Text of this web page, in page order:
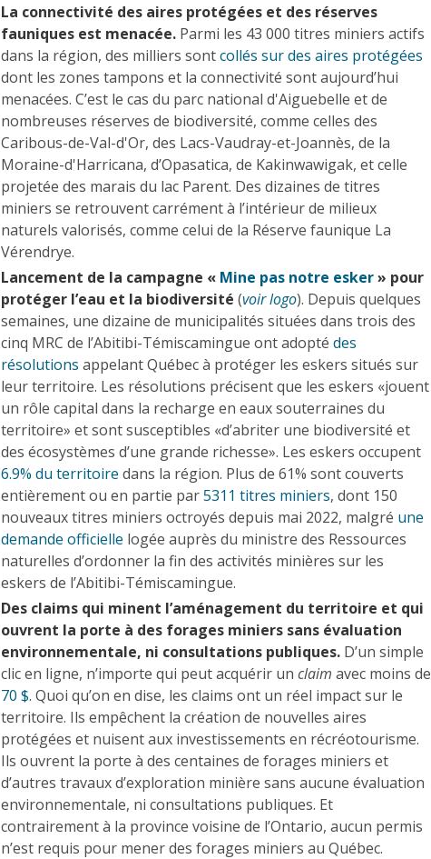
La connectivité des aires protégées et des réserves
fauniques est menacée. Parmi les 43 000 titres miniers actifs
dans la région, des milliers sontcollés sur des aires protégées
dont les zones tampons et la connectivité sont aujourd’hui
menacées. C’est le cas du parc national d'Aiguebelle et de
nombreuses réserves de biodiversité, comme celles des
Caribous-de-Val-d'Or, des Lacs-Vaudray-et-Joannès, de la
Moraine-d'Harricana, d’Opasatica, de Kakinwawigak, et celle
projetée des marais du lac Parent. Des dizaines de titres
miniers se retrouvent carrément à l’intérieur de milieux
naturels valorisés, comme celui de la Réserve faunique La
Vérendrye.
Lancement de la campagne « Mine pas notre esker» pour
protéger l’eau et la biodiversité(voir logo). Depuis quelques
semaines, une dizaine de municipalités situées dans trois des
cinq MRC de l’Abitibi-Témiscamingue ont adoptédes
résolutions appelant Québec à protéger les eskers situés sur
leur territoire. Les résolutions précisent que les eskers «jouent
un rôle capital dans la recharge en eaux souterraines du
territoire» et sont susceptibles «d’abriter une biodiversité et
des écosystèmes d’une grande richesse». Les eskers occupent
6.9% du territoire dans la région. Plus de 61% sont couverts
entièrement ou en partie par5311 titres miniers, dont 150
nouveaux titres miniers octroyés depuis mai 2022, malgré une
demande officielle logée auprès du ministre des Ressources
naturelles d’ordonner la fin des activités minières sur les
eskers de l’Abitibi-Témiscamingue.
Des claims qui minent l’aménagement du territoire et qui
ouvrent la porte à des forages miniers sans évaluation
environnementale, ni consultations publiques. D’un simple
clic en ligne, n’importe qui peut acquérir unclaim avec moins de
70 $. Quoi qu’on en dise, les claims ont un réel impact sur le
territoire. Ils empêchent la création de nouvelles aires
protégées et nuisent aux investissements en récréotourisme.
Ils ouvrent la porte à des centaines de forages miniers et
d’autres travaux d’exploration minière sans aucune évaluation
environnementale, ni consultations publiques. Et
contrairement à la province voisine de l’Ontario, aucun permis
n’est requis pour mener des forages miniers au Québec.